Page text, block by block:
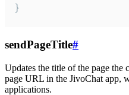
}
sendPageTitle#
Updates the title of the page
page URL in the JivoChat app,
applications.